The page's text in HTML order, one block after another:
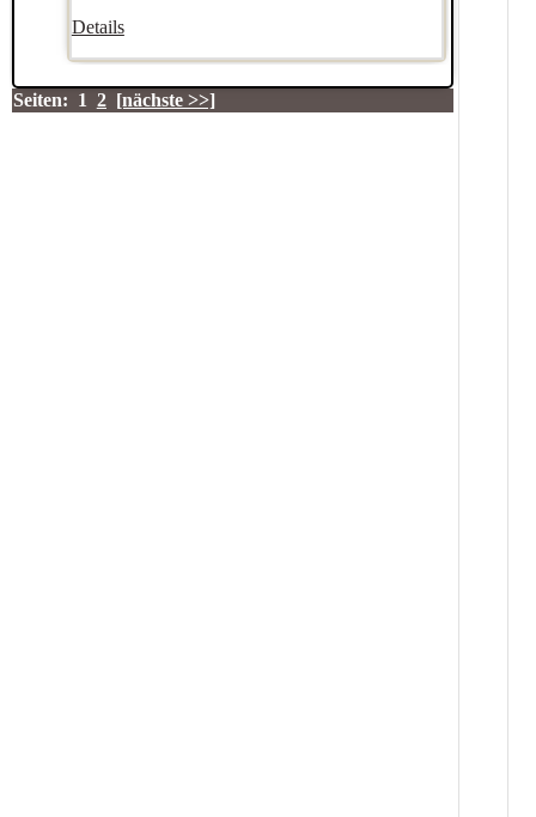
Details
Seiten: 1 2 [nächste >>]